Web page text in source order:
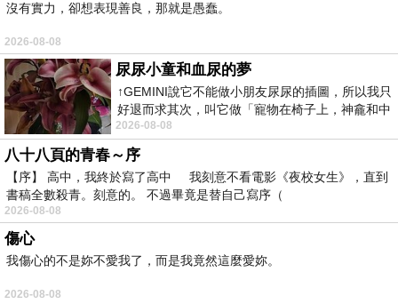
沒有實力，卻想表現善良，那就是愚蠢。
2026-08-08
尿尿小童和血尿的夢
↑GEMINI說它不能做小朋友尿尿的插圖，所以我只
好退而求其次，叫它做「寵物在椅子上，神龕和中
年人臉孔」的畫了。 六月底
2026-08-08
八十八頁的青春～序
【序】 高中，我終於寫了高中 我刻意不看電影《夜校女生》，直到
書稿全數殺青。刻意的。 不過畢竟是替自己寫序（
2026-08-08
傷心
我傷心的不是妳不愛我了，而是我竟然這麼愛妳。
2026-08-08